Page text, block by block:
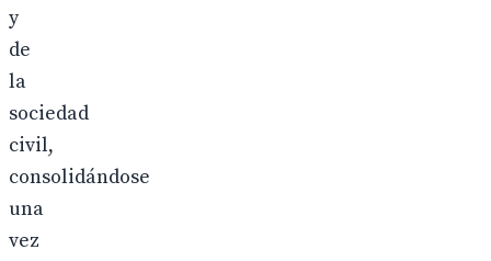
y
de
la
sociedad
civil,
consolidándose
una
vez